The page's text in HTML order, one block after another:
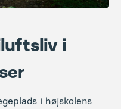
i
i højskolens